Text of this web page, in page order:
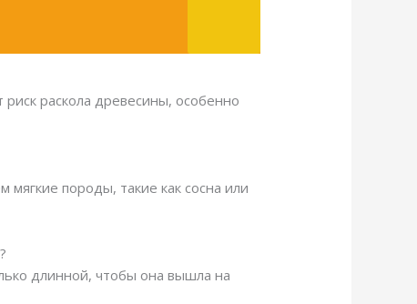
раскола древесины, особенно
породы, такие как сосна или
длинной, чтобы она вышла на